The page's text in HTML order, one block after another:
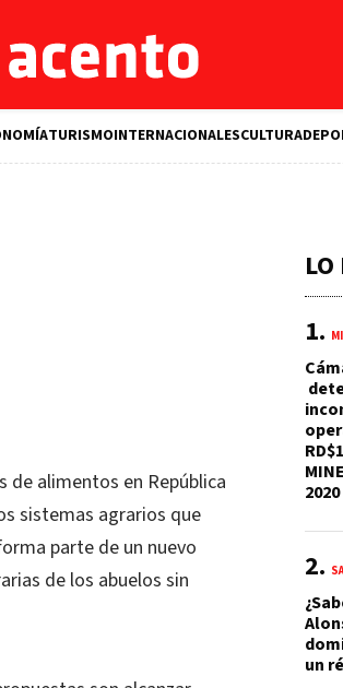
TURISMOINTERNACIONALESCULTURA
alimentos en República
sistemas agrarios que
parte de un nuevo
de los abuelos sin
2020
un